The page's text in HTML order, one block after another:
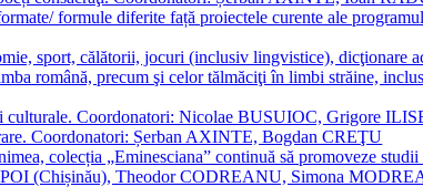
formule diferite față proiectele curente ale
sport, călătorii, jocuri (inclusiv lingvistice),
română, precum şi celor tălmăciţi în limbi străine,
culturale. Coordonatori: Nicolae BUSUIOC, Grigore
Coordonatori: Șerban AXINTE, Bogdan CREŢU
colecția „Eminesciana” continuă să promoveze
(Chișinău), Theodor CODREANU, Simona